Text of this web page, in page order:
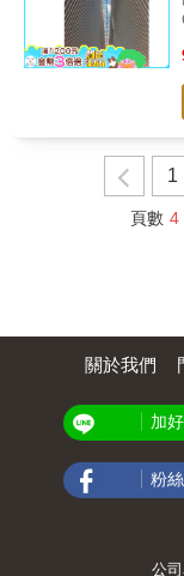
1
頁數 4
關於我們
加
粉
公